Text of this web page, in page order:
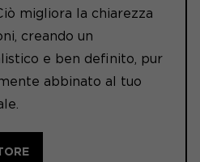
migliora la chiarezza
creando un
e ben definito, pur
abbinato al tuo